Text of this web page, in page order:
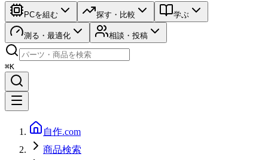
PCを組む 探す・比較 学ぶ
測る・最適化 相談・投稿
⌘K
自作.com
商品検索